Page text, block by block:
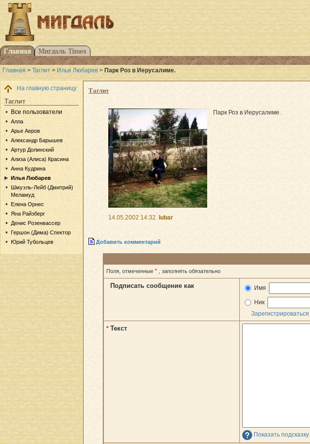
Главная > Таглит > Илья Любарев > Парк Роз в Иерусалиме.
На главную страницу
Таглит
Все пользователи
Алла
Арье Аеров
Александр Барышев
Артур Долинский
Ализа (Алиса) Красина
Анна Кудрина
Илья Любарев
Шмуэль-Лейб (Дмитрий)
Меламуд
Елена Орнес
Яна Райзберг
Денис Розенвассер
Гершон (Дима) Спектор
Юрий Тубольцев
Таглит
Парк Роз в Иерусалиме.
14.05.2002 14:32 lubar
Добавить комментарий
Поля, отмеченные * , заполнять обязательно
Подписать сообщение как Имя
Ник
Зарегистрироваться
* Текст
Показать